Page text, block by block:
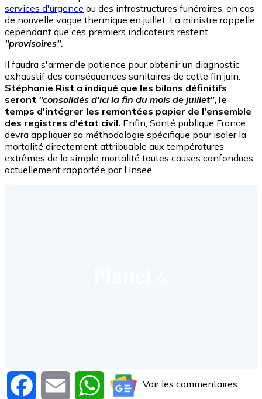
services d'urgence ou des infrastructures funéraires, en cas
de nouvelle vague thermique en juillet. La ministre rappelle
cependant que ces premiers indicateurs restent
"provisoires".
Il faudra s'armer de patience pour obtenir un diagnostic
exhaustif des conséquences sanitaires de cette fin juin.
Stéphanie Rist a indiqué que les bilans définitifs
seront "consolidés d'ici la fin du mois de juillet", le
temps d'intégrer les remontées papier de l'ensemble
des registres d'état civil. Enfin, Santé publique France
devra appliquer sa méthodologie spécifique pour isoler la
mortalité directement attribuable aux températures
extrêmes de la simple mortalité toutes causes confondues
actuellement rapportée par l'Insee.
Facebook Email WhatsAppVoir les commentaires